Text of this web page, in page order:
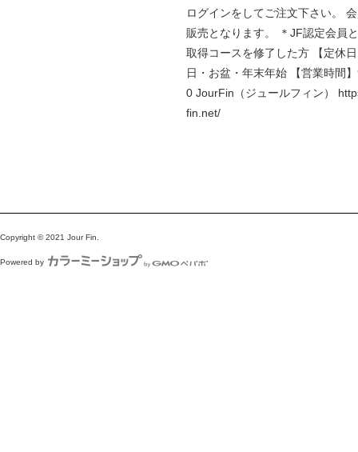
ログインをしてご注文下さい。
販売となります。 ＊JF認定会員
取得コースを修了した方 【定休
日・お盆・年末年始 【営業時間
0 JourFin（ジュールフィン）
fin.net/
Copyright © 2021 Jour Fin.
Powered by